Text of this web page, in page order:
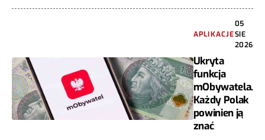
APLIKACJE
05
SIE
2026
Ukryta
funkcja
mObywatela.
Każdy Polak
powinien ją
znać